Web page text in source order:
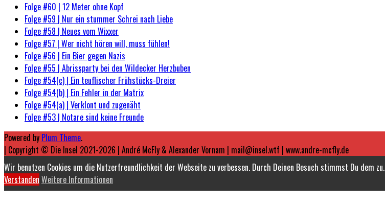
Folge #60 | 12 Meter ohne Kopf
Folge #59 | Nur ein stummer Schrei nach Liebe
Folge #58 | Neues vom Wixxer
Folge #57 | Wer nicht hören will, muss fühlen!
Folge #56 | Ein Bier gegen Nazis
Folge #55 | Abrissparty bei den Wildecker Herzbuben
Folge #54(c) | Ein teuflischer Frühstücks-Dreier
Folge #54(b) | Ein Fehler in der Matrix
Folge #54(a) | Verklont und zugenäht
Folge #53 | Notare sind keine Freunde
Powered by Plum Theme.
| Copyright © Die Insel 2021-2026 | André McFly & Alexander Vornam | mail@insel.wtf | www.andre-mcfly.de
Wir benutzen Cookies um die Nutzerfreundlichkeit der Webseite zu verbessen. Durch Deinen Besuch stimmst Du dem zu.
Verstanden Weitere Informationen